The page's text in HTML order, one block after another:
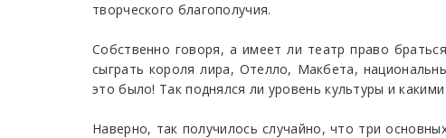
творческого благополучия.
Собственно говоря, а имеет ли театр право
сыграть короля лира, Отелло, Макбета,
это было! Так поднялся ли уровень культуры и
Наверно, так получилось случайно, что три